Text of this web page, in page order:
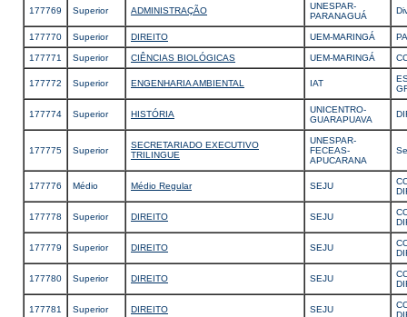
177769 Superior ADMINISTRAÇÃO
UNESPAR-
PARANAGUÁ
177770 Superior DIREITO UEM-MARINGÁ
177771 Superior CIÊNCIAS BIOLÓGICAS UEM-MARINGÁ
177772 Superior ENGENHARIA AMBIENTAL IAT
177774 Superior HISTÓRIA
UNICENTRO-
GUARAPUAVA
177775 Superior
SECRETARIADO EXECUTIVO
TRILINGUE
UNESPAR-
FECEAS-
APUCARANA
177776 Médio Médio Regular SEJU
177778 Superior DIREITO SEJU
177779 Superior DIREITO SEJU
177780 Superior DIREITO SEJU
177781 Superior DIREITO SEJU